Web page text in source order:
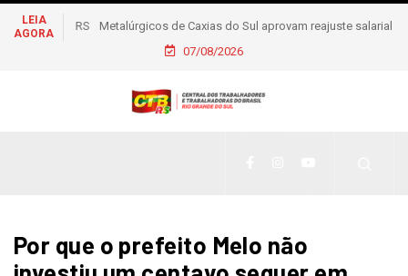
LEIA
AGORA
Metalúrgicos de Caxias do Sul aprovam reajuste salarial de
6% e piso de R$ 2,5 mil
07/08/2026
Por que o prefeito Melo não